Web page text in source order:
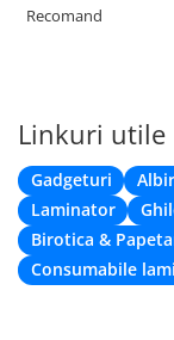
Recomand
Linkuri utile
Gadgeturi
Laminator
Birotica &
Consumabile